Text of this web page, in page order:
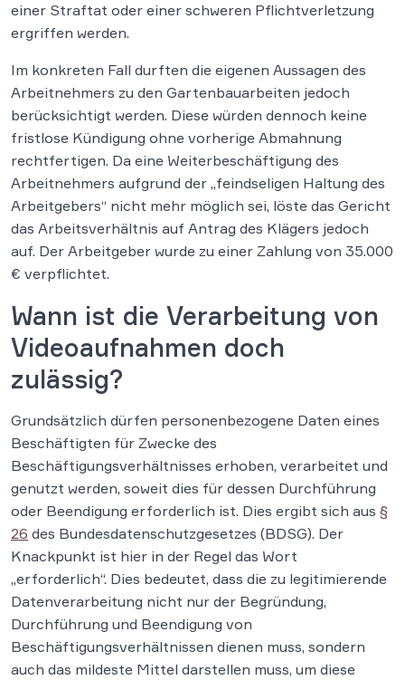
einer Straftat oder einer schweren Pflichtverletzung
ergriffen werden.
Im konkreten Fall durften die eigenen Aussagen des
Arbeitnehmers zu den Gartenbauarbeiten jedoch
berücksichtigt werden. Diese würden dennoch keine
fristlose Kündigung ohne vorherige Abmahnung
rechtfertigen. Da eine Weiterbeschäftigung des
Arbeitnehmers aufgrund der „feindseligen Haltung des
Arbeitgebers“ nicht mehr möglich sei, löste das Gericht
das Arbeitsverhältnis auf Antrag des Klägers jedoch
auf. Der Arbeitgeber wurde zu einer Zahlung von 35.000
€ verpflichtet.
Wann ist die Verarbeitung von
Videoaufnahmen doch
zulässig?
Grundsätzlich dürfen personenbezogene Daten eines
Beschäftigten für Zwecke des
Beschäftigungsverhältnisses erhoben, verarbeitet und
genutzt werden, soweit dies für dessen Durchführung
oder Beendigung erforderlich ist. Dies ergibt sich aus §
26 des Bundesdatenschutzgesetzes (BDSG). Der
Knackpunkt ist hier in der Regel das Wort
„erforderlich“. Dies bedeutet, dass die zu legitimierende
Datenverarbeitung nicht nur der Begründung,
Durchführung und Beendigung von
Beschäftigungsverhältnissen dienen muss, sondern
auch das mildeste Mittel darstellen muss, um diese